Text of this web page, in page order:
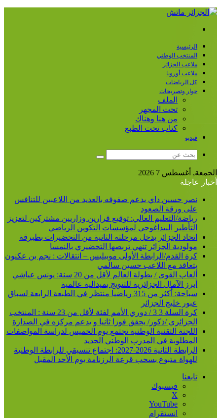
الرئيسية
المنتخب الوطني
ملاعب الجزائر
ملاعب أوروبا
كل الرياضات
حوار وتصريحات
الملف
تحت المجهر
من هنا وهناك
كتاب تحت الطبع
فيديو
بحث
الجمعة, أغسطس 7 2026
أخبار عاجلة
نصر حسين داي يدعم صفوفه بالعديد من اللاعبين للتنافس
على ورقة الصعود
رياضة/التعليم العالي: توقيع قرارين وزاريين مشتركين لتعزيز
التأطير البيداغوجي لمؤسسات التكوين الرياضي
اتحاد الجزائر يدخل مرحلته الثانية من التحضيرات بطبرقة
مولودية الجزائر تنهي تربصها التحضيري بالنمسا
كرة القدم/الرابطة الأولى موبيليس – انتقالات : نجم بن عكنون
يتعاقد مع اللاعب حسين سالمي
ألعاب القوى / بطولة العالم لأقل من 20 سنة: يونس عياشي
أبرز الآمال الجزائرية للتتويج بميدالية عالمية
سباحة: أكثر من 315 رياضيا منتظر في الطبعة الرابعة لسباق
عبور خليج الجزائر
كرة السلة 3 3 / دوري الأمم لفئة لأقل من 23 سنة : المنتخب
الجزائري /ذكور/ يحقق فوزا ثانيا و يدعم مركزه في الصدارة
اللجنة التقنية الوطنية تجتمع يوم الخميس لدراسة المواصفات
المطلوبة في المدرب الوطني الجديد
الرابطة الثانية 2026-2027: اجتماع تنسيقي للرابطة الوطنية
للهواة متبوع بسحب قرعة الرزنامة يوم الأحد المقبل
تابعنا
فيسبوك
‫X
‫YouTube
انستقرام